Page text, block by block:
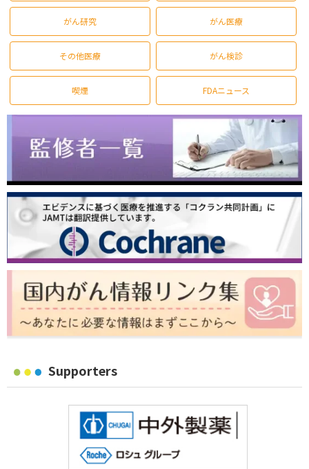
がん研究 がん医療
その他医療 がん検診
喫煙 FDAニュース
Supporters